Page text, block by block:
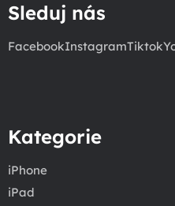
Sleduj nás
FacebookInstagramTiktok
Kategorie
iPhone
iPad